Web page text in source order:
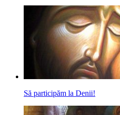
Să participăm la Denii!